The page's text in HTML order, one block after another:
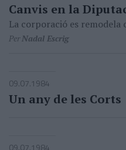
Canvis en la
La corporació es remodela
PerNadal Escrig
09.07.1984
Un any de les Corts
09.07.1984